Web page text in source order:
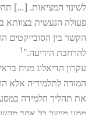
לשינוי המציאות. […]
פעולה הנעשית
הקשר בין הסובייקטים
להרחבת הידיעה."1
עקרון הדיאלוג מניח
המורה לתלמידיה אלא
את תהליך הלמידה כמסע